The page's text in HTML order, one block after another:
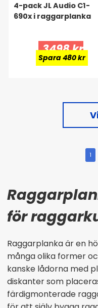
4-pack JL Audio C1-
690x i raggarplanka
3498 kr
Spara 480 kr
1
för
Raggarplanka är en
många olika former
kanske lådorna med
diskanter som
färdigmonterade